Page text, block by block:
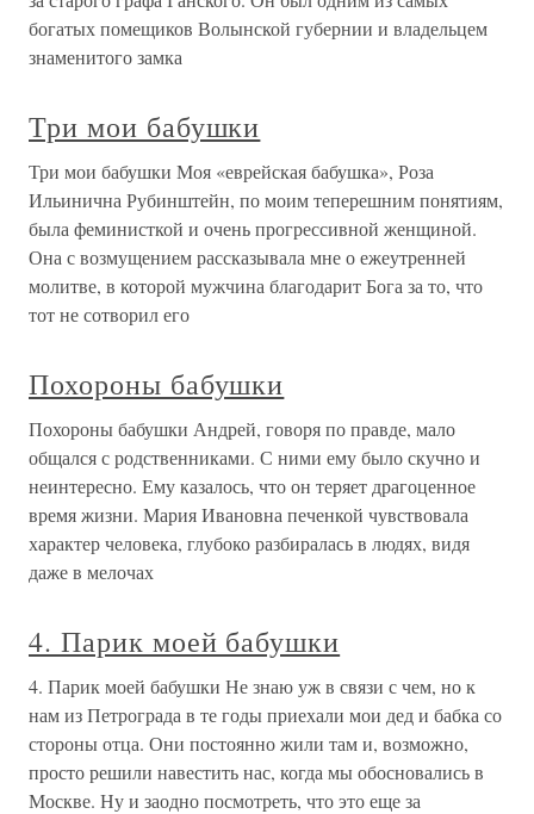
богатых помещиков Волынской губернии и владельцем
знаменитого замка
Три мои бабушки
Три мои бабушки Моя «еврейская бабушка», Роза
Ильинична Рубинштейн, по моим теперешним понятиям,
была феминисткой и очень прогрессивной женщиной.
Она с возмущением рассказывала мне о ежеутренней
молитве, в которой мужчина благодарит Бога за то, что
тот не сотворил его
Похороны бабушки
Похороны бабушки Андрей, говоря по правде, мало
общался с родственниками. С ними ему было скучно и
неинтересно. Ему казалось, что он теряет драгоценное
время жизни. Мария Ивановна печенкой чувствовала
характер человека, глубоко разбиралась в людях, видя
даже в мелочах
4. Парик моей бабушки
4. Парик моей бабушки Не знаю уж в связи с чем, но к
нам из Петрограда в те годы приехали мои дед и бабка со
стороны отца. Они постоянно жили там и, возможно,
просто решили навестить нас, когда мы обосновались в
Москве. Ну и заодно посмотреть, что это еще за